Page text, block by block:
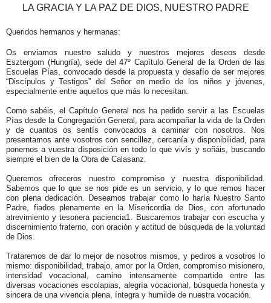
LA GRACIA Y LA PAZ DE DIOS, NUESTRO PADRE
Queridos hermanos y hermanas:
Os enviamos nuestro saludo y nuestros mejores deseos desde
Esztergom (Hungría), sede del 47º Capítulo General de la Orden de las
Escuelas Pías, convocado desde la propuesta y desafío de ser mejores
“Discípulos y Testigos” del Señor en medio de los niños y jóvenes,
especialmente entre aquellos que más lo necesitan.
Como sabéis, el Capítulo General nos ha pedido servir a las Escuelas
Pías desde la Congregación General, para acompañar la vida de la Orden
y de cuantos os sentís convocados a caminar con nosotros. Nos
presentamos ante vosotros con sencillez, cercanía y disponibilidad, para
ponernos a vuestra disposición en todo lo que vivís y soñáis, buscando
siempre el bien de la Obra de Calasanz.
Queremos ofreceros nuestro compromiso y nuestra disponibilidad.
Sabemos que lo que se nos pide es un servicio, y lo que remos hacer
con plena dedicación. Deseamos trabajar como lo haría Nuestro Santo
Padre, fiados plenamente en la Misericordia de Dios, con afortunado
atrevimiento y tesonera paciencia1. Buscaremos trabajar con escucha y
discernimiento fraterno, con oración y actitud de búsqueda de la voluntad
de Dios.
Trataremos de dar lo mejor de nosotros mismos, y pediros a vosotros lo
mismo: disponibilidad, trabajo, amor por la Orden, compromiso misionero,
intensidad vocacional, camino intensamente compartido entre las
diversas vocaciones escolapias, alegría vocacional, búsqueda honesta y
sincera de una vivencia plena, íntegra y humilde de nuestra vocación.